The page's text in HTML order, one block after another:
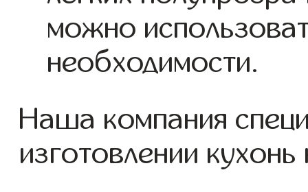
можно
необходимости.
Наша компания
изготовлении